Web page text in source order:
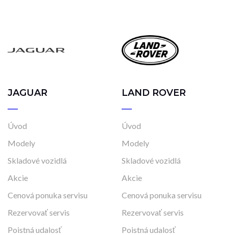
JAGUAR
Úvod
Modely
Skladové vozidlá
Akcie
Cenová ponuka servisu
Rezervovať servis
Poistná udalosť
LAND ROVER
Úvod
Modely
Skladové vozidlá
Akcie
Cenová ponuka servisu
Rezervovať servis
Poistná udalosť